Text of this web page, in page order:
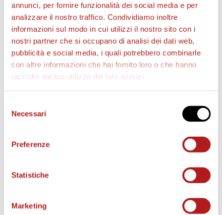
annunci, per fornire funzionalità dei social media e per
analizzare il nostro traffico. Condividiamo inoltre
informazioni sul modo in cui utilizzi il nostro sito con i
nostri partner che si occupano di analisi dei dati web,
pubblicità e social media, i quali potrebbero combinarle
con altre informazioni che hai fornito loro o che hanno
raccolto dal tuo utilizzo dei loro servizi.
delNecessari
Preferenze
Statistiche
Marketing
AS CITTADELLA STORE